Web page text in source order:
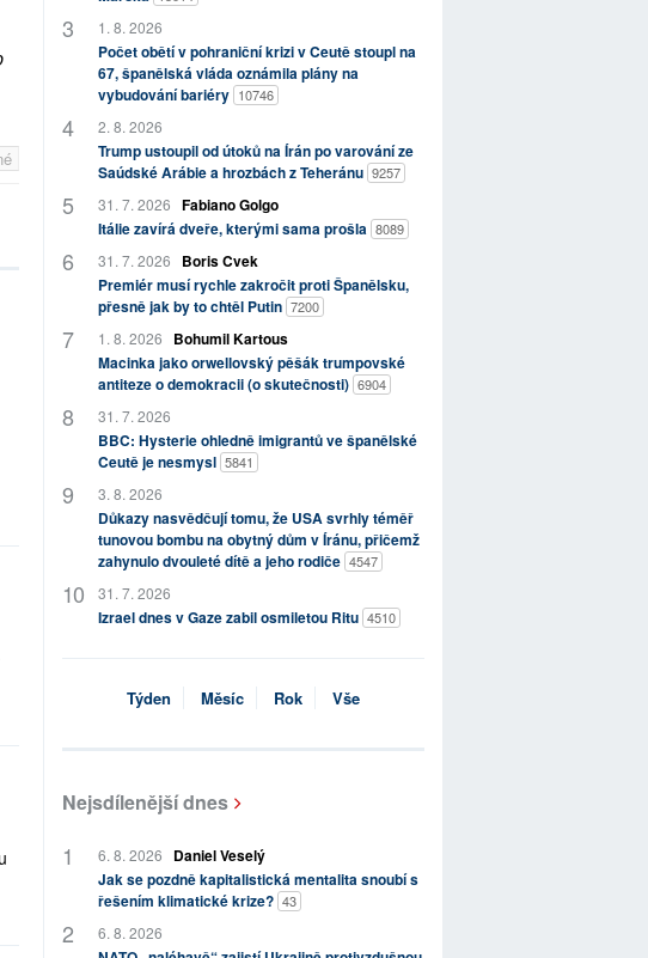
1. 8. 2026
Počet obětí v pohraniční krizi v Ceutě stoupl na
67, španělská vláda oznámila plány na
vybudování bariéry 10746
2. 8. 2026
Trump ustoupil od útoků na Írán po varování ze
Saúdské Arábie a hrozbách z Teheránu 9257
31. 7. 2026 Fabiano Golgo
Itálie zavírá dveře, kterými sama prošla 8089
31. 7. 2026
Boris Cvek
Premiér musí rychle zakročit proti Španělsku,
přesně jak by to chtěl Putin 7200
1. 8. 2026
Bohumil Kartous
Macinka jako orwellovský pěšák trumpovské
antiteze o demokracii (o skutečnosti) 6904
31. 7. 2026
BBC: Hysterie ohledně imigrantů ve španělské
Ceutě je nesmysl 5841
3. 8. 2026
Důkazy nasvědčují tomu, že USA svrhly téměř
tunovou bombu na obytný dům v Íránu, přičemž
zahynulo dvouleté dítě a jeho rodiče 4547
31. 7. 2026
Izrael dnes v Gaze zabil osmiletou Ritu 4510
Týden Měsíc Rok Vše
Nejsdílenější dnes
6. 8. 2026
Daniel Veselý
Jak se pozdně kapitalistická mentalita snoubí s
řešením klimatické krize? 43
6. 8. 2026